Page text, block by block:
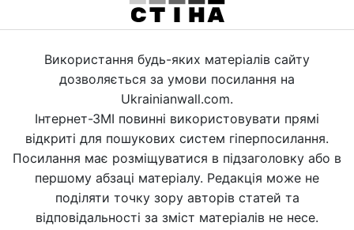
Використання будь-яких матеріалів сайту
дозволяється за умови посилання на
Ukrainianwall.com.
Інтернет-ЗМІ повинні використовувати прямі
відкриті для пошукових систем гіперпосилання.
Посилання має розміщуватися в підзаголовку або в
першому абзаці матеріалу. Редакція може не
поділяти точку зору авторів статей та
відповідальності за зміст матеріалів не несе.